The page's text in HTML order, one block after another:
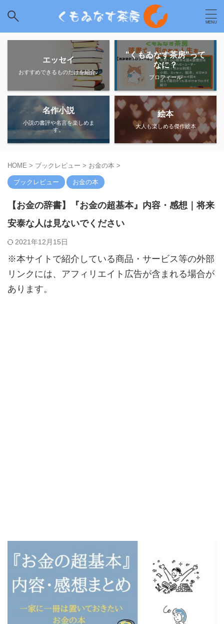
エッセイ
おすすめできるものだけを紹介♪
"くもゐなす茶房"って
なに？
プロフィール
名作小説
小説の書評や名言を楽しめま
す。
絵本
大人も楽しめる傑作絵本
HOME > ブックレビュー > お金の本 >
ブックレビュー お金の本
【お金の辞書】『お金の超基本』内容・感想｜将来
安泰な人は見ないでください
2021年12月15日
※本サイトで紹介している商品・サービス等の外部
リンクには、アフィリエイト広告が含まれる場合が
あります。